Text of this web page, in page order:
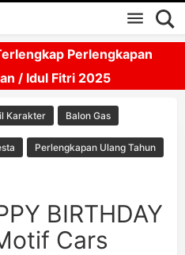
content
Perlengkapan
/ Idul Fitri 2025
Karakter Balon Gas
Perlengkapan Ulang Tahun
BIRTHDAY
Cars